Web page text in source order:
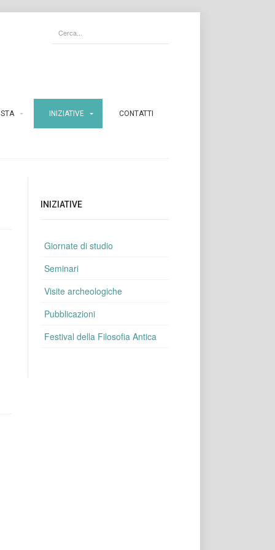
INIZIATIVE CONTATTI
INIZIATIVE
Giornate di studio
Seminari
Visite archeologiche
Pubblicazioni
Festival della Filosofia Antica